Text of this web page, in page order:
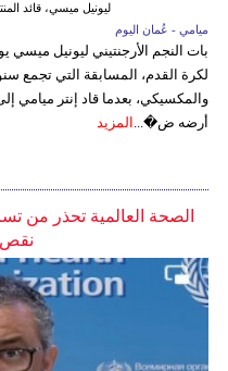
ليونيل ميسي، قائد
ميامي - عُمان اليوم
بات النجم الأرجنتيني ليونيل
لكرة القدم، المسابقة التي تجمع
أرضه ض�... المزيد
الصحة العالمية تحذر من
نقص